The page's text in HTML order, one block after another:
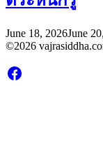
June 18, 2026June
©2026